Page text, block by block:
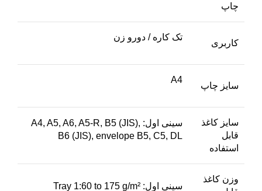
چاپ
کاربری
تک کاره / دورو زن
سایز چاپ
A4
سایز کاغذ
قابل
استفاده
سینی اول: A4, A5, A6, A5-R, B5 (JIS),
B6 (JIS), envelope B5, C5, DL
وزن کاغذ
سینی اول: Tray 1:60 to 175 g/m²